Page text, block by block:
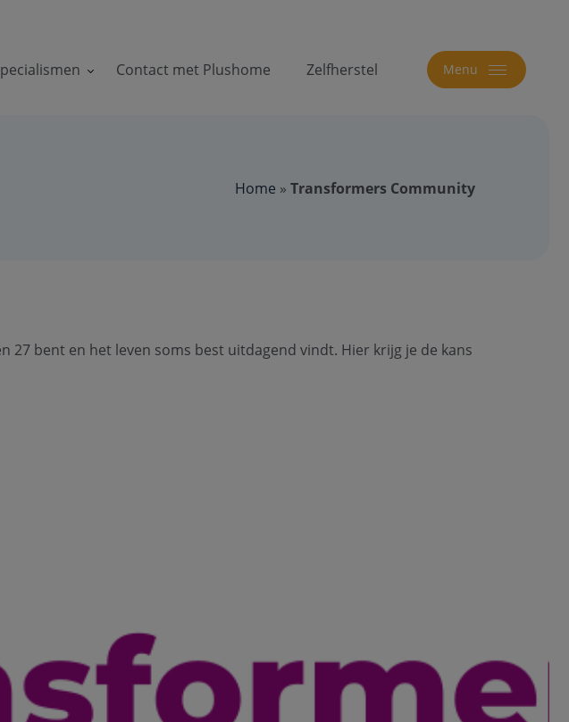
Contact met Plushome Zelfherstel Menu
Home » Transformers Community
27 bent en het leven soms best uitdagend vindt. Hier krijg je de kans